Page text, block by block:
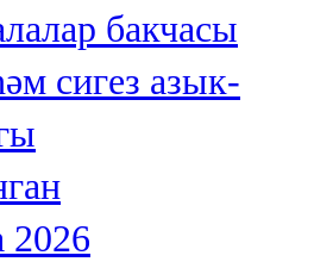
бакчасы
сигез азык-
2026